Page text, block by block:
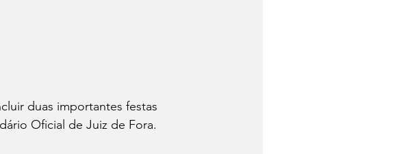
duas importantes festas
Oficial de Juiz de Fora.